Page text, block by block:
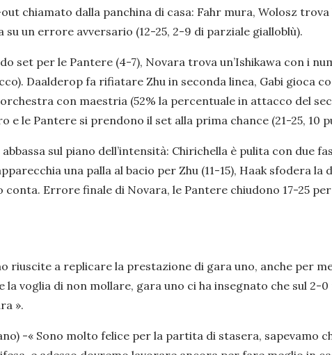
chiamato dalla panchina di casa: Fahr mura, Wolosz trova
un errore avversario (12-25, 2-9 di parziale gialloblù).
set per le Pantere (4-7), Novara trova un’Ishikawa con i
Daalderop fa rifiatare Zhu in seconda linea, Gabi gioca
con maestria (52% la percentuale in attacco del
e le Pantere si prendono il set alla prima chance (21-25, 10
sul piano dell’intensità: Chirichella è pulita con due
una palla al bacio per Zhu (11-15), Haak sfodera la
Errore finale di Novara, le Pantere chiudono 17-25
riuscite a replicare la prestazione di gara uno, anche per
voglia di non mollare, gara uno ci ha insegnato che sul 2-
».
-« Sono molto felice per la partita di stasera, sapevamo